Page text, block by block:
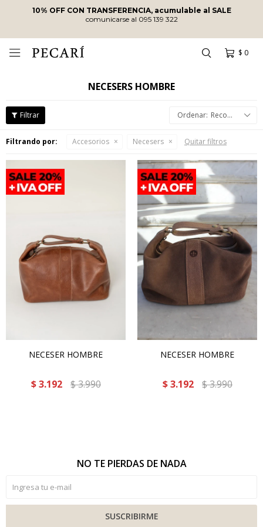
10% OFF CON TRANSFERENCIA, acumulable al SALE
comunicarse al 095 139 322
$ 0

NECESERS HOMBRE
Recomendados
Filtrando por: Accesorios Necesers Quitar filtros
NECESER HOMBRE
$ 3.192 $3.990
NECESER HOMBRE
$ 3.192 $3.990
NO TE PIERDAS DE NADA
SUSCRIBIRME